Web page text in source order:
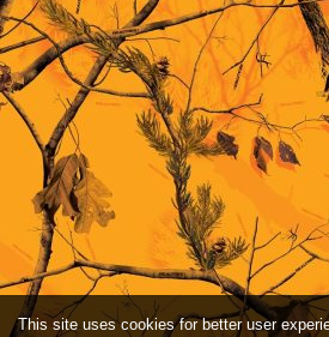
This site uses cookies for better user